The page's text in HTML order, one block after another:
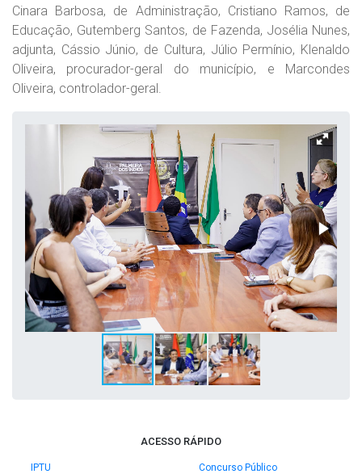
Cinara Barbosa, de Administração, Cristiano Ramos, de
Educação, Gutemberg Santos, de Fazenda, Josélia Nunes,
adjunta, Cássio Júnio, de Cultura, Júlio Permínio, Klenaldo
Oliveira, procurador-geral do município, e Marcondes
Oliveira, controlador-geral.
ACESSO RÁPIDO
IPTU
Concurso Público